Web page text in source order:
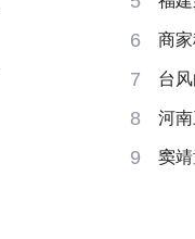
6 商
7 台
8 河
9 窦